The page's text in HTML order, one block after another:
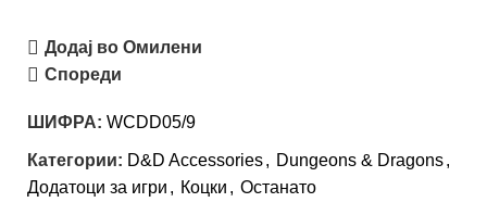
Додај во Омилени
Спореди
ШИФРА: WCDD05/9
Категории: D&D Accessories, Dungeons & Dragons,
Додатоци за игри , Коцки , Останато